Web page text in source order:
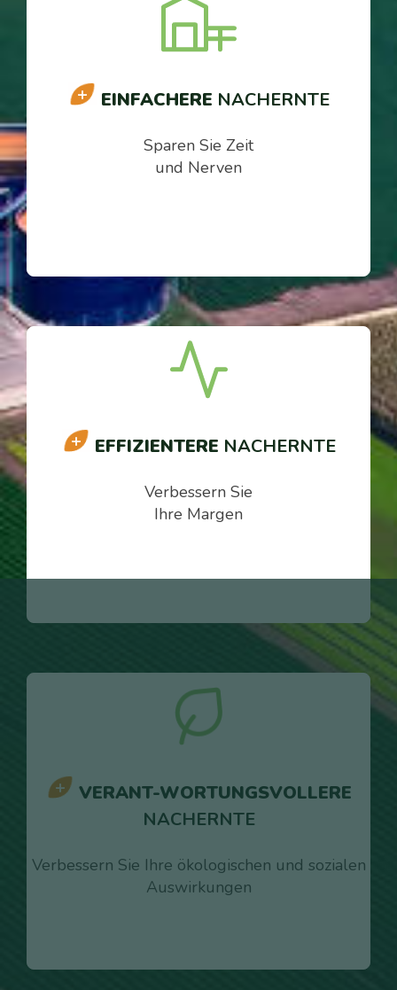
EINFACHERE NACHERNTE
Sparen Sie Zeit
und Nerven
EFFIZIENTERE NACHERNTE
Verbessern Sie
Ihre Margen
VERANT-WORTUNGSVOLLERE
NACHERNTE
Verbessern Sie Ihre ökologischen und sozialen
Auswirkungen